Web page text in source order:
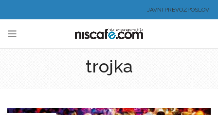
JAVNI PREVOZPOSLOVI
trojka